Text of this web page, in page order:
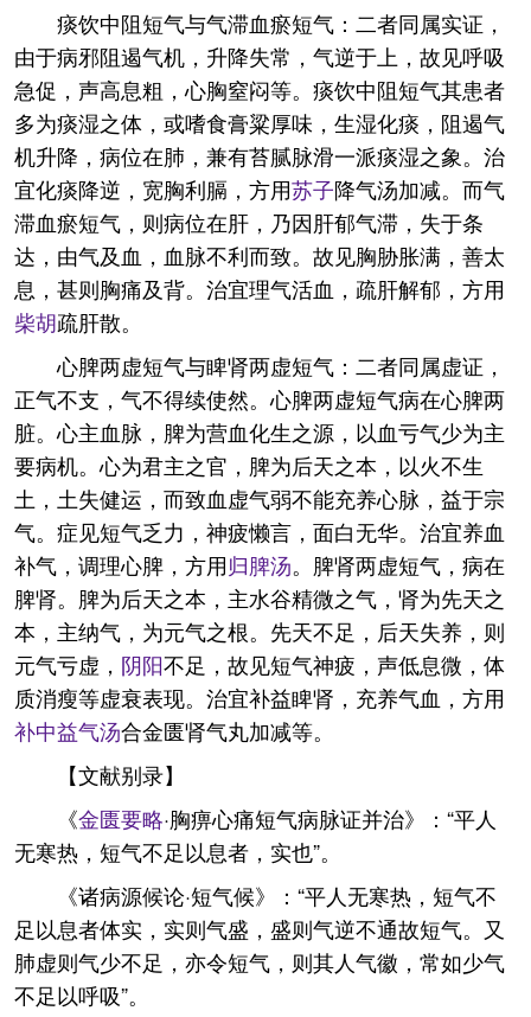
痰饮中阻短气与气滞血瘀短气：二者同属实证，
由于病邪阻遏气机，升降失常，气逆于上，故见呼吸
急促，声高息粗，心胸窒闷等。痰饮中阻短气其患者
多为痰湿之体，或嗜食膏粱厚味，生湿化痰，阻遏气
机升降，病位在肺，兼有苔腻脉滑一派痰湿之象。治
宜化痰降逆，宽胸利膈，方用苏子降气汤加减。而气
滞血瘀短气，则病位在肝，乃因肝郁气滞，失于条
达，由气及血，血脉不利而致。故见胸胁胀满，善太
息，甚则胸痛及背。治宜理气活血，疏肝解郁，方用
柴胡疏肝散。
心脾两虚短气与睥肾两虚短气：二者同属虚证，
正气不支，气不得续使然。心脾两虚短气病在心脾两
脏。心主血脉，脾为营血化生之源，以血亏气少为主
要病机。心为君主之官，脾为后天之本，以火不生
土，土失健运，而致血虚气弱不能充养心脉，益于宗
气。症见短气乏力，神疲懒言，面白无华。治宜养血
补气，调理心脾，方用归脾汤。脾肾两虚短气，病在
脾肾。脾为后天之本，主水谷精微之气，肾为先天之
本，主纳气，为元气之根。先天不足，后天失养，则
元气亏虚， 阴阳不足，故见短气神疲，声低息微，体
质消瘦等虚衰表现。治宜补益睥肾，充养气血，方用
补中益气汤合金匮肾气丸加减等。
【文献别录】
《金匮要略·胸痹心痛短气病脉证并治》：“平人
无寒热，短气不足以息者，实也”。
《诸病源候论·短气候》：“平人无寒热，短气不
足以息者体实，实则气盛，盛则气逆不通故短气。又
肺虚则气少不足，亦令短气，则其人气徽，常如少气
不足以呼吸”。